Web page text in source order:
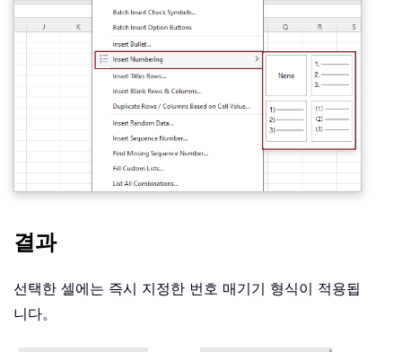
결과
선택한 셀에는 즉시 지정한 번호 매기기 형식이 적용됩
니다。